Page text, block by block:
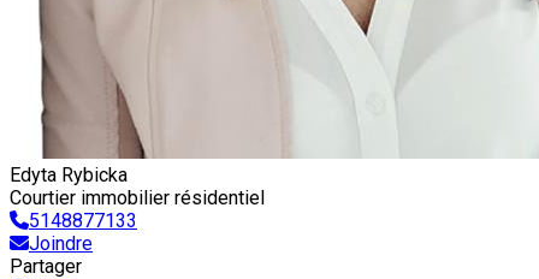
Edyta Rybicka
Courtier immobilier résidentiel
5148877133
Joindre
Partager